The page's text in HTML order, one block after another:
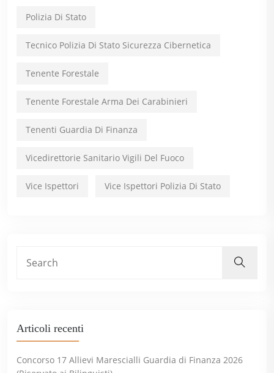
Polizia Di Stato
Tecnico Polizia Di Stato Sicurezza Cibernetica
Tenente Forestale
Tenente Forestale Arma Dei Carabinieri
Tenenti Guardia Di Finanza
Vicedirettorie Sanitario Vigili Del Fuoco
Vice Ispettori Vice Ispettori Polizia Di Stato
Articoli recenti
Concorso 17 Allievi Marescialli Guardia di Finanza 2026